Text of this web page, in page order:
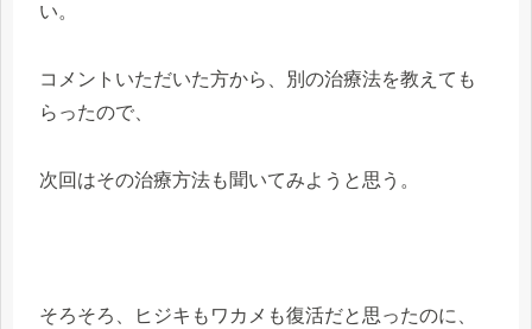
い。
コメントいただいた方から、別の治療法を教えても
らったので、
次回はその治療方法も聞いてみようと思う。
そろそろ、ヒジキもワカメも復活だと思ったのに、